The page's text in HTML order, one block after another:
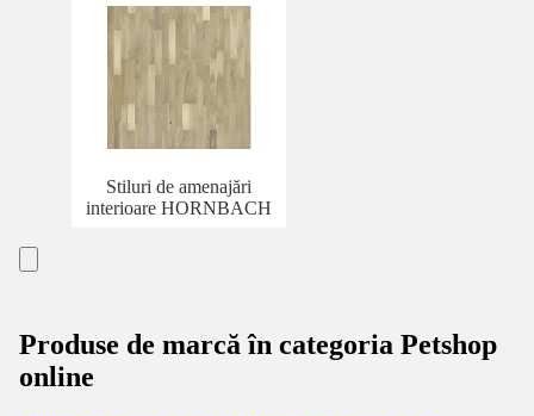
Stiluri de amenajări
interioare HORNBACH
Produse de marcă în categoria Petshop
online